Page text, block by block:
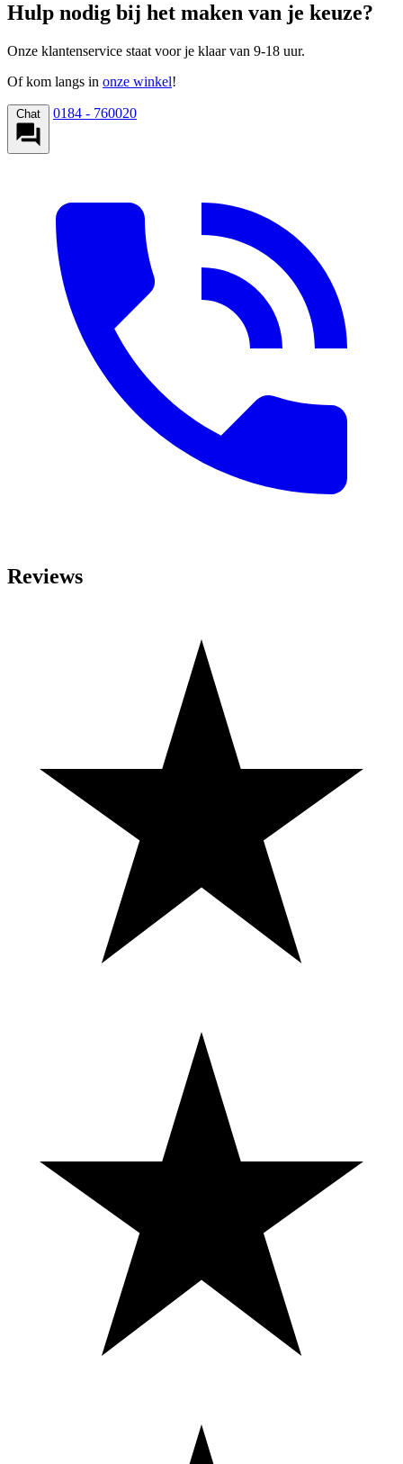
Hulp nodig bij het maken van je keuze?
Onze klantenservice staat voor je klaar van 9-18 uur.
Of kom langs in onze winkel!
Chat 0184 - 760020
Reviews